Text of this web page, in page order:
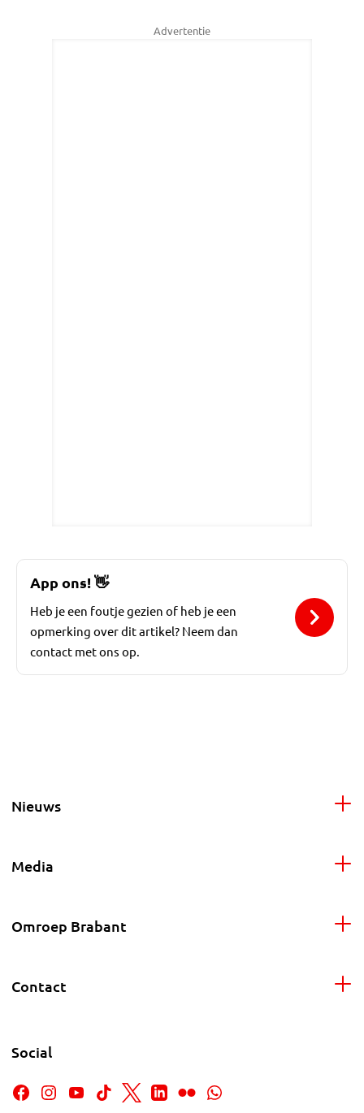
Advertentie
App ons!👋
Heb je een foutje gezien of heb je een
opmerking over dit artikel? Neem dan
contact met ons op.
Nieuws
Media
Omroep Brabant
Contact
Social